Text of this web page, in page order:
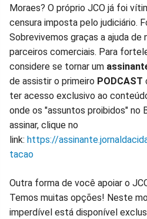
Moraes? O próprio JCO já foi
censura imposta pelo judiciário.
Sobrevivemos graças a ajuda de
parceiros comerciais. Para
considere se tornar um
de assistir o primeiro PODCAST
ter acesso exclusivo ao
onde os "assuntos proibidos" no
assinar, clique no
link: https://
tacao
Outra forma de você apoiar o
Temos muitas opções! Neste
imperdível está disponível